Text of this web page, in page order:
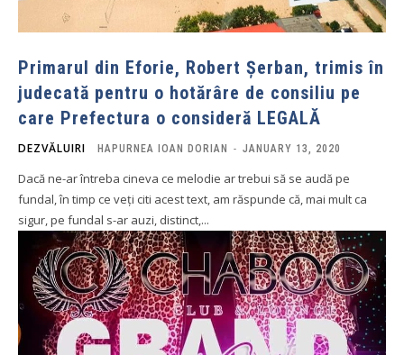
Primarul din Eforie, Robert Șerban, trimis în
judecată pentru o hotărâre de consiliu pe
care Prefectura o consideră LEGALĂ
DEZVĂLUIRI HAPURNEA IOAN DORIAN - JANUARY 13, 2020
Dacă ne-ar întreba cineva ce melodie ar trebui să se audă pe
fundal, în timp ce veți citi acest text, am răspunde că, mai mult ca
sigur, pe fundal s-ar auzi, distinct,...